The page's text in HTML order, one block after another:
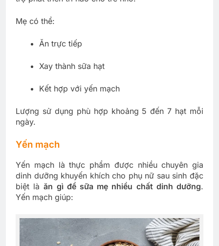
Mẹ có thể:
Ăn trực tiếp
Xay thành sữa hạt
Kết hợp với yến mạch
Lượng sử dụng phù hợp khoảng 5 đến 7 hạt mỗi
ngày.
Yến mạch
Yến mạch là thực phẩm được nhiều chuyên gia
dinh dưỡng khuyến khích cho phụ nữ sau sinh đặc
biệt làăn gì để sữa mẹ nhiều chất dinh dưỡng.
Yến mạch giúp: